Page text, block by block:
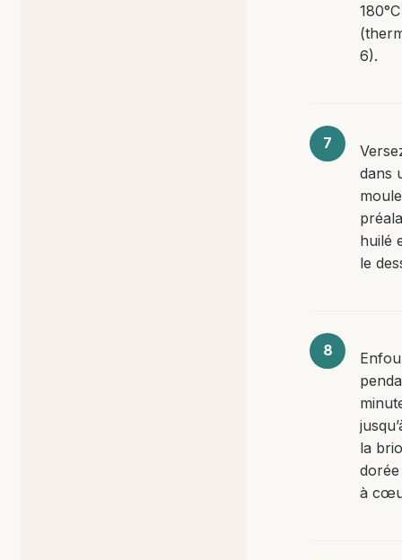
180°C
6).
dans
huilé
le
la
à